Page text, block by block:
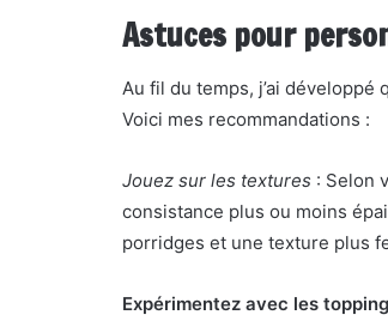
Astuces pour
Au fil du temps, j’ai
Voici mes recommandations :
Jouez sur les textures : Selon
consistance plus ou moins
porridges et une texture plus
Expérimentez avec les